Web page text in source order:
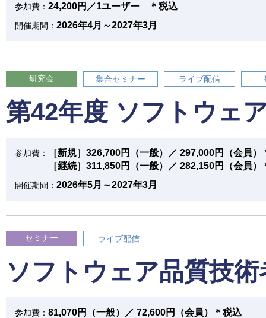
参加費： 24,200円／1ユーザー ＊税込
開催期間： 2026年4月～2027年3月
研究会 集合セミナー ライブ配信
第42年度 ソフトウェ
参加費：
［新規］326,700円（一般）／ 297,000円（会員）
［継続］311,850円（一般）／ 282,150円（会員）
開催期間： 2026年5月～2027年3月
セミナー ライブ配信
ソフトウェア品質技
参加費： 81,070円（一般）／ 72,600円（会員）＊税込